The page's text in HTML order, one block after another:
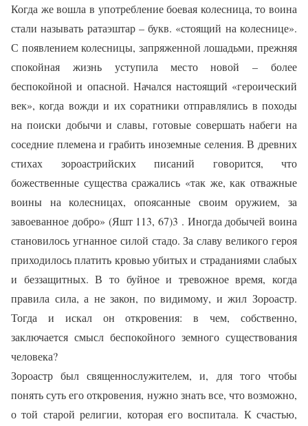
Когда же вошла в употребление боевая колесница, то воина
стали называть ратаэштар – букв. «стоящий на колеснице».
С появлением колесницы, запряженной лошадьми, прежняя
спокойная жизнь уступила место новой – более
беспокойной и опасной. Начался настоящий «героический
век», когда вожди и их соратники отправлялись в походы
на поиски добычи и славы, готовые совершать набеги на
соседние племена и грабить иноземные селения. В древних
стихах зороастрийских писаний говорится, что
божественные существа сражались «так же, как отважные
воины на колесницах, опоясанные своим оружием, за
завоеванное добро» (Яшт 113, 67)3 . Иногда добычей воина
становилось угнанное силой стадо. За славу великого героя
приходилось платить кровью убитых и страданиями слабых
и беззащитных. В то буйное и тревожное время, когда
правила сила, а не закон, по видимому, и жил Зороастр.
Тогда и искал он откровения: в чем, собственно,
заключается смысл беспокойного земного существования
человека?
Зороастр был священнослужителем, и, для того чтобы
понять суть его откровения, нужно знать все, что возможно,
о той старой религии, которая его воспитала. К счастью,